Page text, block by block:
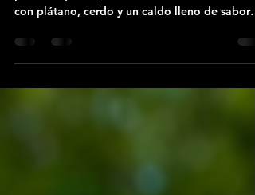
Una versión reconfortante y fácil de los
con plátano, cerdo y un caldo lleno de sabor
tradicional.